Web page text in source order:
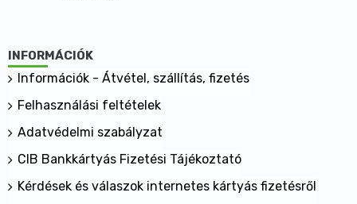
INFORMÁCIÓK
Információk - Átvétel, szállítás, fizetés
Felhasználási feltételek
Adatvédelmi szabályzat
CIB Bankkártyás Fizetési Tájékoztató
Kérdések és válaszok internetes kártyás fizetésről